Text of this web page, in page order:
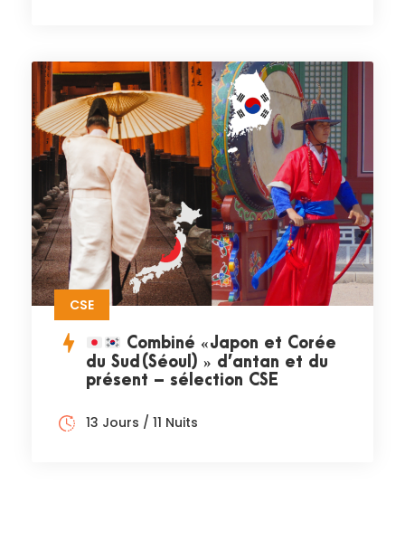
CSE
Combiné « Japon et Corée
du Sud (Séoul) » d’antan et du
présent – sélection CSE
13 Jours / 11 Nuits